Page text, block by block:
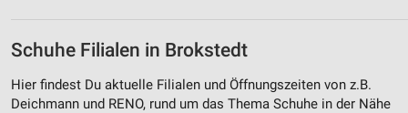
Schuhe Filialen in Brokstedt
Hier findest Du aktuelle Filialen und Öffnungszeiten von z.B.
Deichmann und RENO, rund um das Thema Schuhe in der Nähe